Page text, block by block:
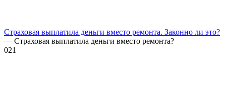
Страховая выплатила деньги вместо ремонта. Законно ли это?
— Страховая выплатила деньги вместо ремонта?
021